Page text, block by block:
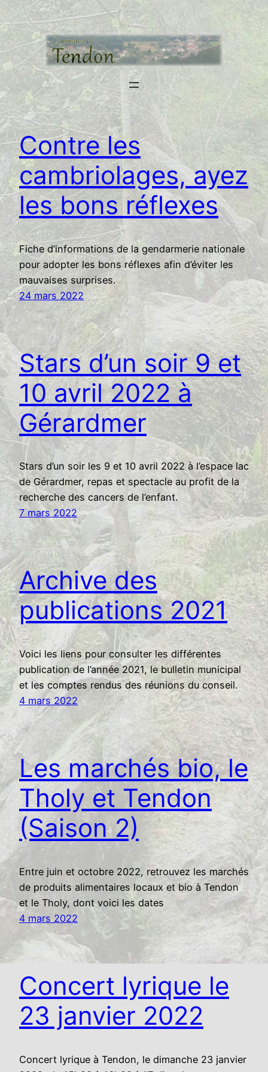
Aller
au
contenu
Contre les
cambriolages, ayez
les bons réflexes
Fiche d’informations de la gendarmerie nationale
pour adopter les bons réflexes afin d’éviter les
mauvaises surprises.
24 mars 2022
Stars d’un soir 9 et
10 avril 2022 à
Gérardmer
Stars d’un soir les 9 et 10 avril 2022 à l’espace lac
de Gérardmer, repas et spectacle au profit de la
recherche des cancers de l’enfant.
7 mars 2022
Archive des
publications 2021
Voici les liens pour consulter les différentes
publication de l’année 2021, le bulletin municipal
et les comptes rendus des réunions du conseil.
4 mars 2022
Les marchés bio, le
Tholy et Tendon
(Saison 2)
Entre juin et octobre 2022, retrouvez les marchés
de produits alimentaires locaux et bio à Tendon
et le Tholy, dont voici les dates
4 mars 2022
Concert lyrique le
23 janvier 2022
Concert lyrique à Tendon, le dimanche 23 janvier